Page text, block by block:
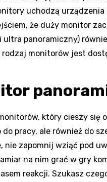
uchodzą
że duży monitor
ultra panoramiczny)
rodzaj monitorów jest
który cieszy się
pracy, ale również do
nie zapomnij wziąć pod
na nim grać w gry
reakcji. Szukasz